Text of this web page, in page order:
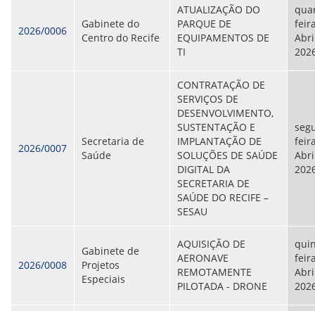
PGDE - PROGRAMA DE GERENCIAMENTO DO
DESEMPENHO DOS EMPREGADOS DA EMPREL
AFASTAMENTOS DOS FUNCIONÁRIOS
PROGRAMA QUALIDADE DE VIDA
PROGRAMA DE ESTAGIÁRIO
SAÚDE DO TRABALHADOR
PGDE 2022
PGDE 2023
ORIENTAÇÕES TÉCNICAS
SEGURANÇA DA INFORMAÇÃO
RISI - FAQ (PERGUNTAS FREQUENTES)
2026/0006
Gabinete do
Centro do Recife
ATUALIZAÇÃO DO
PARQUE DE
EQUIPAMENTOS DE
TI
2026/0007
Secretaria de
Saúde
CONTRATAÇÃO DE
SERVIÇOS DE
DESENVOLVIMENTO,
SUSTENTAÇÃO E
IMPLANTAÇÃO DE
SOLUÇÕES DE SAÚDE
DIGITAL DA
SECRETARIA DE
SAÚDE DO RECIFE –
SESAU
2026/0008
Gabinete de
Projetos
Especiais
AQUISIÇÃO DE
AERONAVE
REMOTAMENTE
PILOTADA - DRONE